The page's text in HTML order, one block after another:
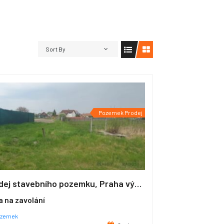
Sort By
Pozemek Prodej
Prodej stavebního pozemku, Praha východ
na zavolání